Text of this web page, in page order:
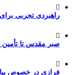
راهبردی تجربی
صبر مقدس تا
فرازی در خصوص